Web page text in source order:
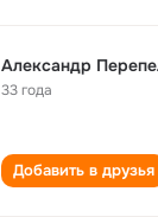
Александр
33 года
Добавить в друзья